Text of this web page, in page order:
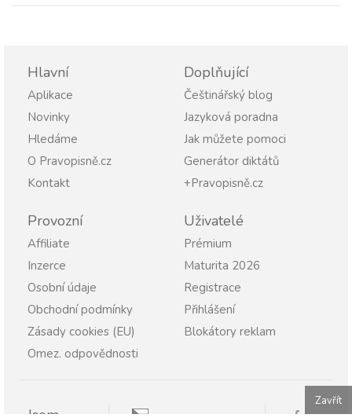
Hlavní
Aplikace
Novinky
Hledáme
O Pravopisně.cz
Kontakt
Doplňující
Češtinářský blog
Jazyková poradna
Jak můžete pomoci
Generátor diktátů
+Pravopisně.cz
Provozní
Affiliate
Inzerce
Osobní údaje
Obchodní podmínky
Zásady cookies (EU)
Omez. odpovědnosti
Uživatelé
Prémium
Maturita 2026
Registrace
Přihlášení
Blokátory reklam
Zavřít